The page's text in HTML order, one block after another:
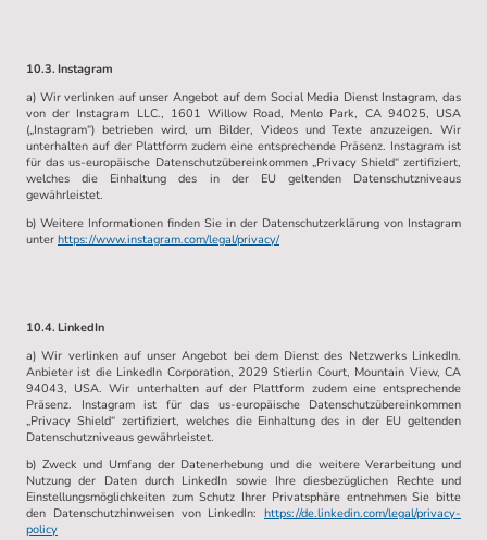
10.3. Instagram
a) Wir verlinken auf unser Angebot auf dem Social Media Dienst Instagram, das
von der Instagram LLC., 1601 Willow Road, Menlo Park, CA 94025, USA
(„Instagram“) betrieben wird, um Bilder, Videos und Texte anzuzeigen. Wir
unterhalten auf der Plattform zudem eine entsprechende Präsenz. Instagram ist
für das us-europäische Datenschutzübereinkommen „Privacy Shield“ zertifiziert,
welches die Einhaltung des in der EU geltenden Datenschutzniveaus
gewährleistet.
b) Weitere Informationen finden Sie in der Datenschutzerklärung von Instagram
unter https://www.instagram.com/legal/privacy/
10.4. LinkedIn
a) Wir verlinken auf unser Angebot bei dem Dienst des Netzwerks LinkedIn.
Anbieter ist die LinkedIn Corporation, 2029 Stierlin Court, Mountain View, CA
94043, USA. Wir unterhalten auf der Plattform zudem eine entsprechende
Präsenz. Instagram ist für das us-europäische Datenschutzübereinkommen
„Privacy Shield“ zertifiziert, welches die Einhaltung des in der EU geltenden
Datenschutzniveaus gewährleistet.
b) Zweck und Umfang der Datenerhebung und die weitere Verarbeitung und
Nutzung der Daten durch LinkedIn sowie Ihre diesbezüglichen Rechte und
Einstellungsmöglichkeiten zum Schutz Ihrer Privatsphäre entnehmen Sie bitte
den Datenschutzhinweisen von LinkedIn: https://de.linkedin.com/legal/privacy-
policy